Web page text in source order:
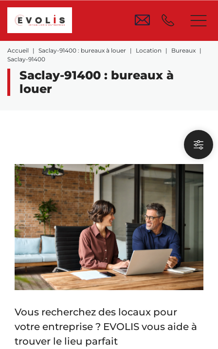
Accueil Saclay-91400 : bureaux à louer Location
Bureaux
Saclay-91400
Saclay-91400 : bureaux à
louer
Vous recherchez des locaux pour
votre entreprise ? EVOLIS vous aide à
trouver le lieu parfait